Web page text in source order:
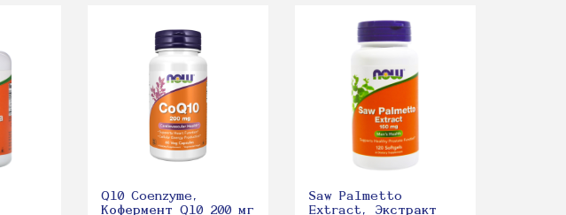
Q10 Coenzyme,
Кофермент Q10 200 мг
Saw Palmetto
Extract, Экстракт